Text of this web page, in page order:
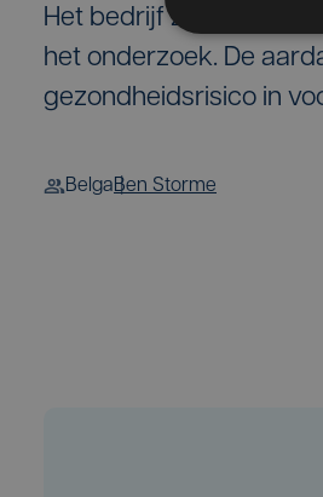
Het bedrijf zelf wil niet
het onderzoek. De
gezondheidsrisico in
BelgaBen Storme